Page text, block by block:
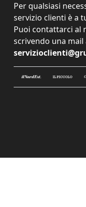
Per qualsiasi
servizio clienti è a
Puoi contattarci al
scrivendo una mail